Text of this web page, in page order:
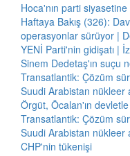
Hoca'nın parti siyasetine
Haftaya Bakış (326):
operasyonlar sürüyor |
YENİ Parti'nin gidişatı |
Sinem Dedetaş'ın suçu
Transatlantik: Çözüm
Suudi Arabistan nükleer
Örgüt, Öcalan'ın
Transatlantik: Çözüm
Suudi Arabistan nükleer
CHP'nin tükenişi